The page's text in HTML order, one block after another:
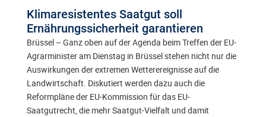
Klimaresistentes Saatgut soll
Ernährungssicherheit garantieren
Brüssel – Ganz oben auf der Agenda beim Treffen der EU-
Agrarminister am Dienstag in Brüssel stehen nicht nur die
Auswirkungen der extremen Wetterereignisse auf die
Landwirtschaft. Diskutiert werden dazu auch die
Reformpläne der EU-Kommission für das EU-
Saatgutrecht, die mehr Saatgut-Vielfalt und damit